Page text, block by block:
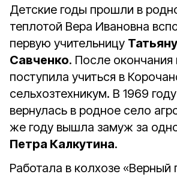
Детские годы прошли в
теплотой Вера Ивановна
первую учительницу
Савченко. После
поступила учиться в
сельхозтехникум. В 1969
вернулась в родное село
же году вышла замуж за
Петра Калкутина.
Работала в колхозе «Верный